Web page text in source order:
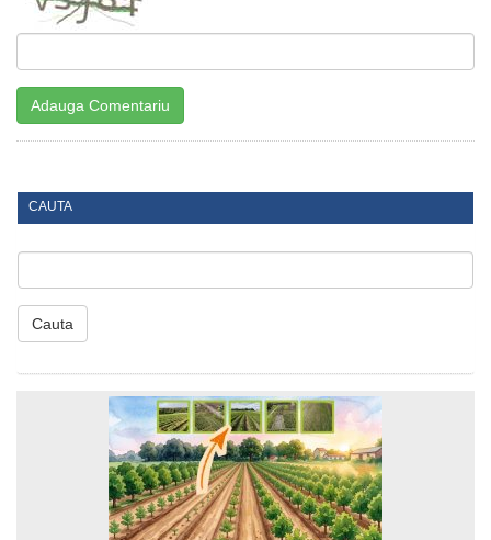
CAUTA
Cauta